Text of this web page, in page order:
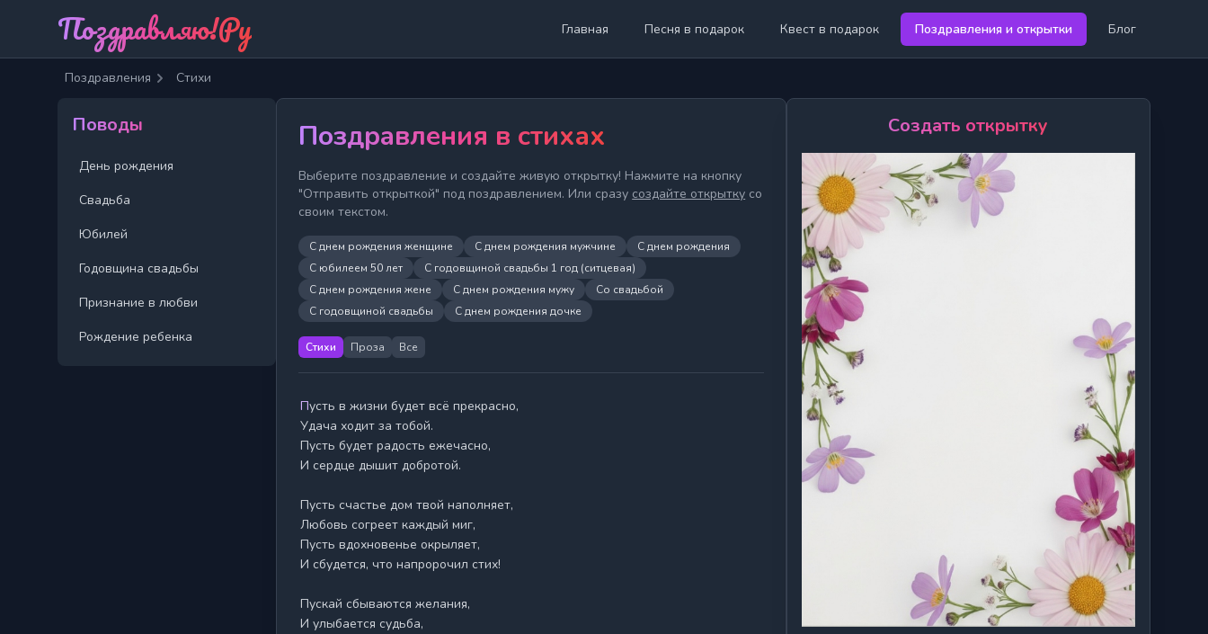
Поздравляю!Ру Главная Песня в подарок Квест в подарок Поздравления и открытки Блог
Поздравления Стихи
Поводы
День рождения
Свадьба
Юбилей
Годовщина свадьбы
Признание в любви
Рождение ребенка
Поздравления в стихах
Выберите поздравление и создайте живую открытку! Нажмите на кнопку
"Отправить открыткой" под поздравлением. Или сразу создайте открытку со
своим текстом.
С днем рождения женщине С днем рождения мужчине
С днем рождения
С юбилеем 50 лет
С годовщиной свадьбы 1 год (ситцевая)
С днем рождения жене
С днем рождения мужу
Со свадьбой
С годовщиной свадьбы
С днем рождения дочке
Стихи Проза Все
Пусть в жизни будет всё прекрасно,
Удача ходит за тобой.
Пусть будет радость ежечасно,
И сердце дышит добротой.
Пусть счастье дом твой наполняет,
Любовь согреет каждый миг,
Пусть вдохновенье окрыляет,
И сбудется, что напророчил стих!
Пускай сбываются желания,
И улыбается судьба,
Создать открытку